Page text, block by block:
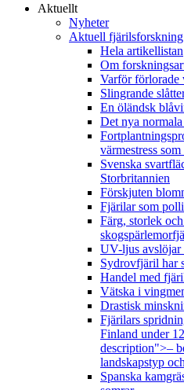
Aktuellt
Nyheter
Aktuell fjärilsforskning
Hela artikellistan
Om
Varför förlorade
Slingrande
En öländsk
Det nya
värmestress
Svenska
Storbritannien
Förskjuten
Fjärilar som
Färg, storlek
UV-ljus avslöjar
Sydrovfjäril har
Handel med
Vätska i
Drastisk
Fjärilars
Finland under
description">–
landskapstyp
Spanska